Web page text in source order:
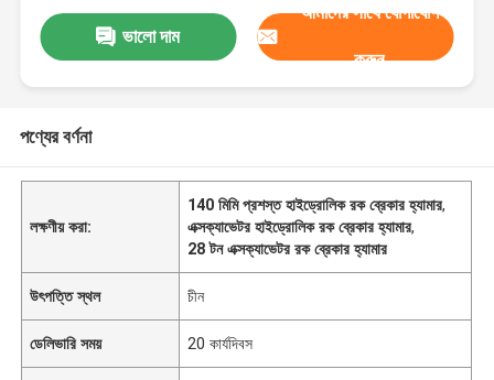
ভালো দাম
আমাদের সাথে যোগাযোগ
করুন
পণ্যের বর্ণনা
লক্ষণীয় করা:
140 মিমি প্রশস্ত হাইড্রোলিক রক ব্রেকার হ্যামার,
এক্সক্যাভেটর হাইড্রোলিক রক ব্রেকার হ্যামার,
28 টন এক্সক্যাভেটর রক ব্রেকার হ্যামার
উৎপত্তি স্থল চীন
ডেলিভারি সময় 20 কার্যদিবস